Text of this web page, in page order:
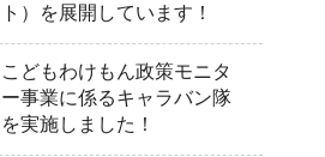
ト）を展開しています！
こどもわけもん政策モニタ
ー事業に係るキャラバン隊
を実施しました！